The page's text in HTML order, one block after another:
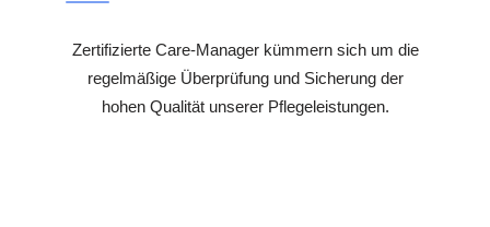
Zertifizierte Care-Manager kümmern sich um die
regelmäßige Überprüfung und Sicherung der
hohen Qualität unserer Pflegeleistungen.